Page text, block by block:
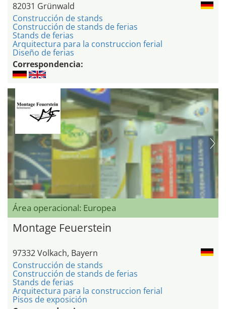
82031 Grünwald
Construcción de stands
Construcción de stands de ferias
Stands de ferias
Arquitectura para la construccion ferial
Diseño de ferias
Correspondencia:
Área operacional: Europea
Montage Feuerstein
97332 Volkach, Bayern
Construcción de stands
Construcción de stands de ferias
Stands de ferias
Arquitectura para la construccion ferial
Pisos de exposición